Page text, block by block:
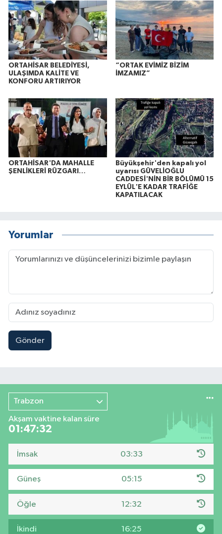
ORTAHİSAR BELEDİYESİ,
ULAŞIMDA KALİTE VE
KONFORU ARTIRIYOR
“ORTAK EVİMİZ BİZİM
İMZAMIZ”
ORTAHİSAR'DA MAHALLE
ŞENLİKLERİ RÜZGARI…
Büyükşehir'den kapalı yol
uyarısı GÜVELİOĞLU
CADDESİ'NİN BİR BÖLÜMÜ 15
EYLÜL'E KADAR TRAFİĞE
KAPATILACAK
Yorumlar
Gönder
Trabzon
Akşam vaktine kalan süre
01:47:31
İmsak 03:33
Güneş 05:15
Öğle 12:32
İkindi 16:25